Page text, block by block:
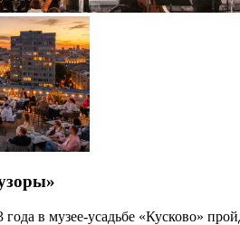
в музее-усадьбе «Кусково»